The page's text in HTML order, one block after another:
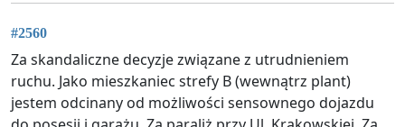
#2560
Za skandaliczne decyzje związane z utrudnieniem
ruchu. Jako mieszkaniec strefy B (wewnątrz plant)
jestem odcinany od możliwości sensownego dojazdu